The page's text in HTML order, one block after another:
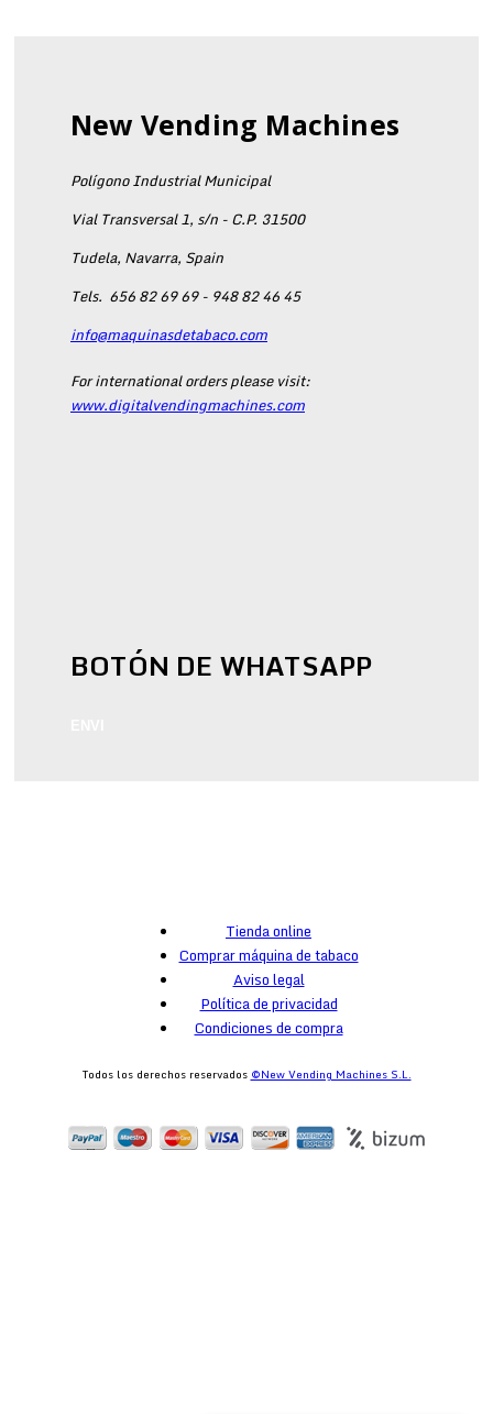
New Vending Machines
Polígono Industrial Municipal
Vial Transversal 1, s/n - C.P. 31500
Tudela, Navarra, Spain
Tels. 656 82 69 69 - 948 82 46 45
info@maquinasdetabaco.com
For international orders please visit:
www.digitalvendingmachines.com
BOTÓN DE WHATSAPP
Tienda online
Comprar máquina de tabaco
Aviso legal
Política de privacidad
Condiciones de compra
Todos los derechos reservados ©New Vending Machines S.L.